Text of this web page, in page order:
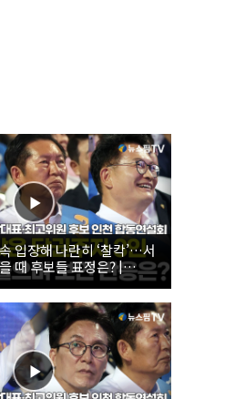
입장해 나란히 ‘찰칵’…서
때 후보들 표정은? |
주당 당대표·최고위원 후